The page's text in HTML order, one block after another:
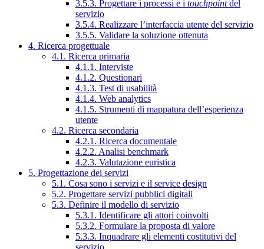
3.5.3. Progettare i processi e i touchpointdel
servizio
3.5.4. Realizzare l’interfaccia utente del servizio
3.5.5. Validare la soluzione ottenuta
4. Ricerca progettuale
4.1. Ricerca primaria
4.1.1. Interviste
4.1.2. Questionari
4.1.3. Test di usabilità
4.1.4. Web analytics
4.1.5. Strumenti di mappatura dell’esperienza
utente
4.2. Ricerca secondaria
4.2.1. Ricerca documentale
4.2.2. Analisi benchmark
4.2.3. Valutazione euristica
5. Progettazione dei servizi
5.1. Cosa sono i servizi e il service design
5.2. Progettare servizi pubblici digitali
5.3. Definire il modello di servizio
5.3.1. Identificare gli attori coinvolti
5.3.2. Formulare la proposta di valore
5.3.3. Inquadrare gli elementi costitutivi del
servizio